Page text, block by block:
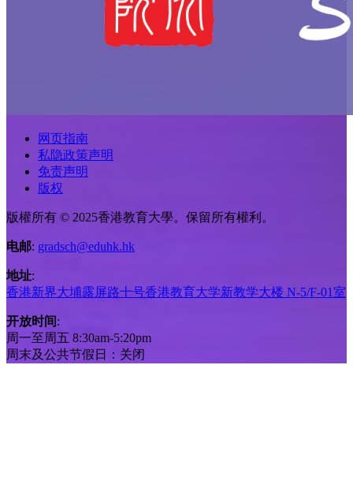
网页指南
私隐政策声明
免责声明
版权
版權所有 © 2025香港教育大學。保留所有權利。
电邮: gradsch@eduhk.hk
地址:
香港新界大埔露屏路十号香港教育大学新教学大楼 N-5/F-01室
开放时间:
周一至周五 8:30am-5:20pm
周末及公共节假日：关闭